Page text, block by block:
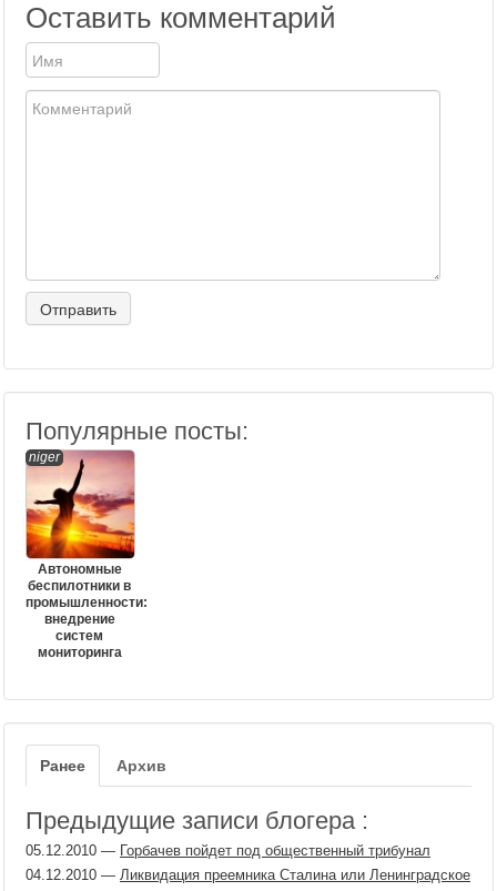
Оставить комментарий
Популярные посты:
niger
Автономные
беспилотники в
промышленности:
внедрение
систем
мониторинга
Ранее Архив
Предыдущие записи блогера :
05.12.2010 — Горбачев пойдет под общественный трибунал
04.12.2010 — Ликвидация преемника Сталина или Ленинградское